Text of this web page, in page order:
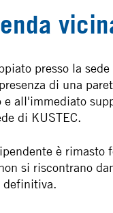
presso la
di una
all'immediato
di KUSTEC.
è rimasto
si riscontrano
definitiva.